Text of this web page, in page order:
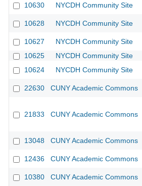
10630 NYCDH Community Site
10628 NYCDH Community Site
10627
NYCDH Community Site
10625
NYCDH Community Site
10624
NYCDH Community Site
22630 CUNY Academic Commons
21833 CUNY Academic Commons
13048 CUNY Academic Commons
12436 CUNY Academic Commons
10380 CUNY Academic Commons